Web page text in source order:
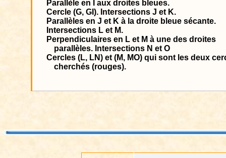
Parallèle en I aux droites bleues.
Cercle (G, GI). Intersections J et K.
Parallèles en J et K à la droite bleue sécante.
Intersections L et M.
Perpendiculaires en L et M à une des droites
parallèles. Intersections N et O
Cercles (L, LN) et (M, MO) qui sont les deux
cherchés (rouges).